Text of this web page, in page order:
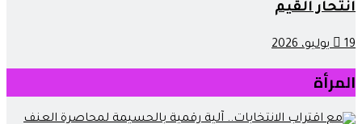
انتحار القيم
19 يوليو، 2026
المرأة